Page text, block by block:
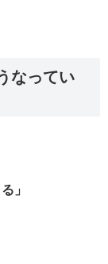
なってい
」